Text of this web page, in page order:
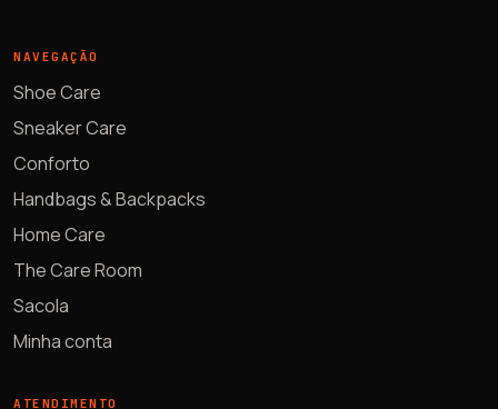
NAVEGAÇÃO
Shoe Care
Sneaker Care
Conforto
Handbags & Backpacks
Home Care
The Care Room
Sacola
Minha conta
ATENDIMENTO